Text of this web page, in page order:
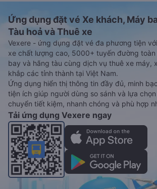
Ứng dụng đặt vé Xe khách, Máy
Tàu hoả và Thuê xe
Vexere - ứng dụng đặt vé đa phương tiện
xe chất lượng cao, 5000+ tuyến đường
bay và hãng tàu cùng dịch vụ thuê xe máy,
khắp các tỉnh thành tại Việt Nam.
Ứng dụng hiển thị thông tin đầy đủ, minh
tiện ích giúp người dùng so sánh và lựa
chuyển tiết kiệm, nhanh chóng và phù hợp
Tải ứng dụng Vexere ngay